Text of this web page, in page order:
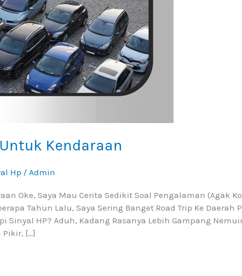
Kendaraan
Hp /Admin
Oke, Saya Mau Cerita Sedikit Soal Pengalaman (agak
Tahun Lalu, Saya Sering Banget Road Trip Ke Daerah
Sinyal HP? Aduh, Kadang Rasanya Lebih Gampang
Pikir, […]